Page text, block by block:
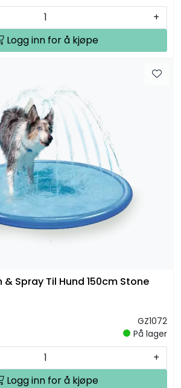
+
Logg inn for å kjøpe
& Spray Til Hund 150cm Stone
GZ1072
På lager
+
Logg inn for å kjøpe